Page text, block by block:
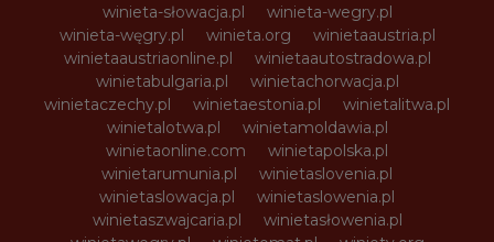
winieta-słowacja.pl
winieta-wegry.pl
winieta-węgry.pl
winieta.org
winietaaustria.pl
winietaaustriaonline.pl
winietaautostradowa.pl
winietabulgaria.pl
winietachorwacja.pl
winietaczechy.pl
winietaestonia.pl
winietalitwa.pl
winietalotwa.pl
winietamoldawia.pl
winietaonline.com
winietapolska.pl
winietarumunia.pl
winietaslovenia.pl
winietaslowacja.pl
winietaslowenia.pl
winietaszwajcaria.pl
winietasłowenia.pl